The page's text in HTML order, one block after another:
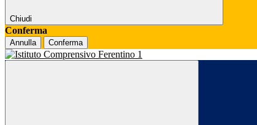
Chiudi
Conferma
Annulla Conferma